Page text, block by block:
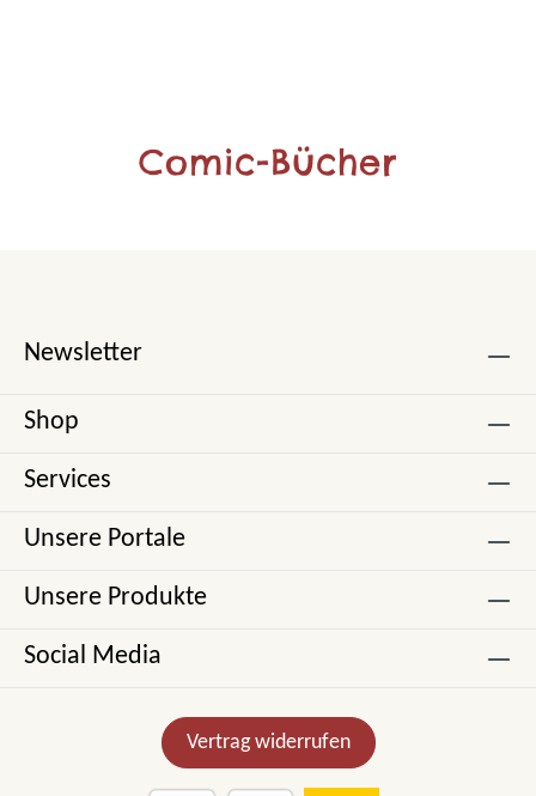
Comic-Bücher
Newsletter
Shop
Services
Unsere Portale
Unsere Produkte
Social Media
Vertrag widerrufen